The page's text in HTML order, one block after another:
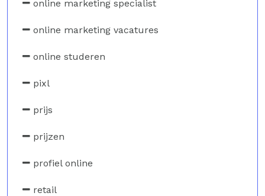
online marketing specialist
online marketing vacatures
online studeren
pixl
prijs
prijzen
profiel online
retail